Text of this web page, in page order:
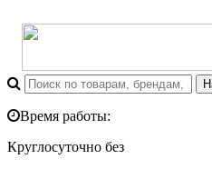
Время работы:
Круглосуточно без